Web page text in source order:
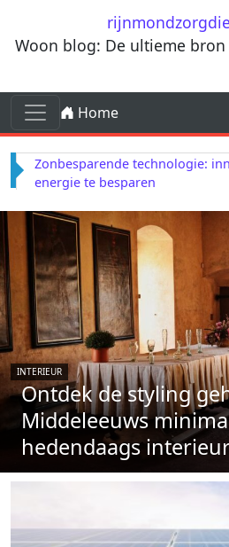
Ga naar de inhoud
Woon blog: De ultieme
Ga naar de inhoud
Hoofdnavigatie
Home
Zonbesparende technologie:
energie te besparen
INTERIEUR
Ontdek de styling
Middeleeuws
hedendaags